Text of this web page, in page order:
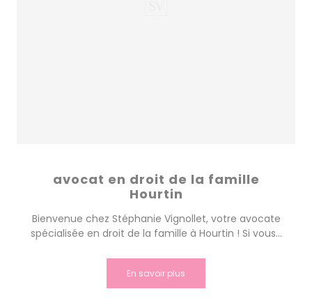
avocat en droit de la famille
Hourtin
Bienvenue chez Stéphanie Vignollet, votre avocate
spécialisée en droit de la famille à Hourtin ! Si vous...
En savoir plus